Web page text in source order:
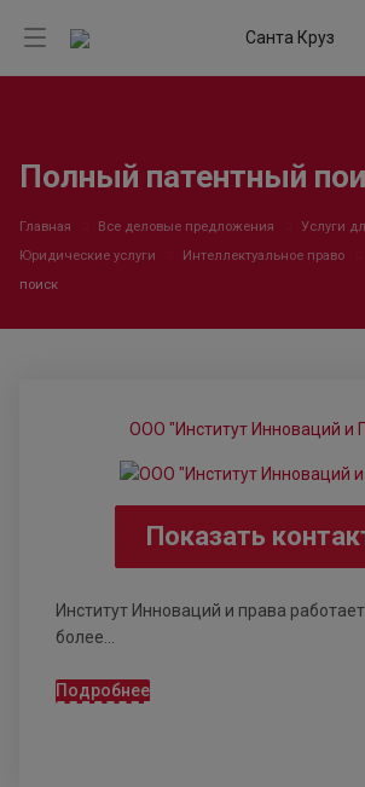
Санта Круз
Полный патентный
Главная Все деловые предложения
Услуги
Юридические услуги
Интеллектуальное право
поиск
ООО "Институт Инноваций и
Показать
Институт Инноваций и права
более...
Подробнее